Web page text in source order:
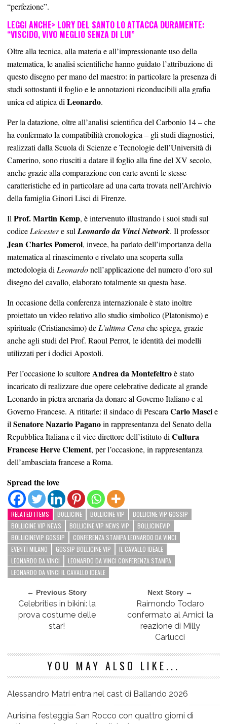
“perfezione”.
LEGGI ANCHE> LORY DEL SANTO LO ATTACCA DURAMENTE:
“VISCIDO, VIVO MEGLIO SENZA DI LUI”
Oltre alla tecnica, alla materia e all’impressionante uso della
matematica, le analisi scientifiche hanno guidato l’attribuzione di
questo disegno per mano del maestro: in particolare la presenza di
studi sottostanti il foglio e le annotazioni riconducibili alla grafia
unica ed atipica di Leonardo.
Per la datazione, oltre all’analisi scientifica del Carbonio 14 – che
ha confermato la compatibilità cronologica – gli studi diagnostici,
realizzati dalla Scuola di Scienze e Tecnologie dell’Università di
Camerino, sono riusciti a datare il foglio alla fine del XV secolo,
anche grazie alla comparazione con carte aventi le stesse
caratteristiche ed in particolare ad una carta trovata nell’Archivio
della famiglia Ginori Lisci di Firenze.
Il Prof. Martin Kemp, è intervenuto illustrando i suoi studi sul
codice Leicestere sul Leonardo da Vinci Network. Il professor
Jean Charles Pomerol, invece, ha parlato dell’importanza della
matematica al rinascimento e rivelato una scoperta sulla
metodologia di Leonardonell’applicazione del numero d’oro sul
disegno del cavallo, elaborato totalmente su questa base.
In occasione della conferenza internazionale è stato inoltre
proiettato un video relativo allo studio simbolico (Platonismo) e
spirituale (Cristianesimo)de L’ultima Cenache spiega, grazie
anche agli studi del Prof. Raoul Perrot, le identità dei modelli
utilizzati per i dodici Apostoli.
Per l’occasione lo scultore Andrea da Montefeltroè stato
incaricato di realizzare due opere celebrative dedicate al grande
Leonardo in pietra arenaria da donare al Governo Italiano e al
Governo Francese. A rititarle: il sindaco di Pescara Carlo Mascie
il Senatore Nazario Paganoin rappresentanza del Senato della
Repubblica Italiana e il vice direttore dell’istituto di Cultura
Francese Herve Clement, per l’occasione, in rappresentanza
dell’ambasciata francese a Roma.
Spread the love
RELATED ITEMS BOLLICINE BOLLICINE VIP
BOLLICINE VIP GOSSIP
BOLLICINE VIP NEWS
BOLLICINE VIP NEWS VIP
BOLLICINEVIP
BOLLICINEVIP GOSSIP
CONFERENZA STAMPA LEONARDO DA VINCI
EVENTI MILANO
GOSSIP BOLLICINE VIP
IL CAVALLO IDEALE
LEONARDO DA VINCI
LEONARDO DA VINCI CONFERENZA STAMPA
LEONARDO DA VINCI IL CAVALLO IDEALE
← Previous Story
Celebrities in bikini: la
prova costume delle
star!
Next Story →
Raimondo Todaro
confermato al Amici: la
reazione di Milly
Carlucci
YOU MAY ALSO LIKE...
Alessandro Matri entra nel cast di Ballando 2026
Aurisina festeggia San Rocco con quattro giorni di